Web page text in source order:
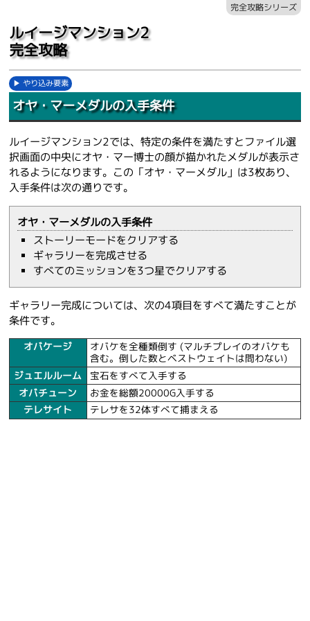
ルイージマンション2
完全攻略
完全攻略シリーズ
やり込み要素
オヤ・マーメダルの入手条件
ルイージマンション2では、特定の条件を満たすとファイル選
択画面の中央にオヤ・マー博士の顔が描かれたメダルが表示さ
れるようになります。この「オヤ・マーメダル」は3枚あり、
入手条件は次の通りです。
オヤ・マーメダルの入手条件
ストーリーモードをクリアする
ギャラリーを完成させる
すべてのミッションを3つ星でクリアする
ギャラリー完成については、次の4項目をすべて満たすことが
条件です。
オバケージ
オバケを全種類倒す (マルチプレイのオバケも
含む。倒した数とベストウェイトは問わない)
ジュエルルーム
宝石をすべて入手する
オバチューン
お金を総額20000G入手する
テレサイト
テレサを32体すべて捕まえる